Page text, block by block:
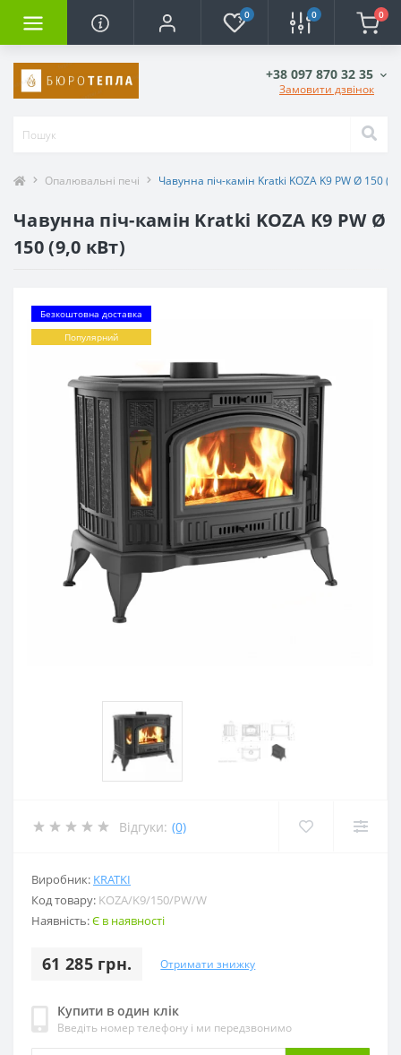
0 0 0
+38 097 870 32 35
Замовити дзвінок
Опалювальні печі Чавунна піч-камін Kratki KOZA K9 PW Ø 150
Чавунна піч-камін Kratki KOZA K9 PW Ø
150 (9,0 кВт)
Безкоштовна доставка
Популярний
Відгуки: (0)
Виробник: KRATKI
Код товару: KOZA/K9/150/PW/W
Наявність:Є в наявності
61 285 грн. Отримати знижку
Купити в один клік
Введіть номер телефону і ми передзвонимо